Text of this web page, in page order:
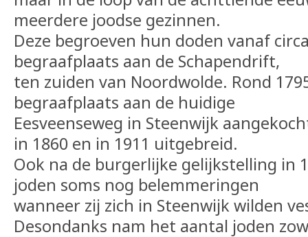
meerdere joodse gezinnen.
Deze begroeven hun doden vanaf
begraafplaats aan de Schapendrift,
ten zuiden van Noordwolde. Rond
begraafplaats aan de huidige
Eesveenseweg in Steenwijk
in 1860 en in 1911 uitgebreid.
Ook na de burgerlijke gelijkstelling in
joden soms nog belemmeringen
wanneer zij zich in Steenwijk wilden
Desondanks nam het aantal joden